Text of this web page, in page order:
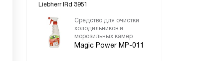
Liebherr IRd 3951
Средство для очистки
холодильников и
морозильных камер
Magic Power MP-011